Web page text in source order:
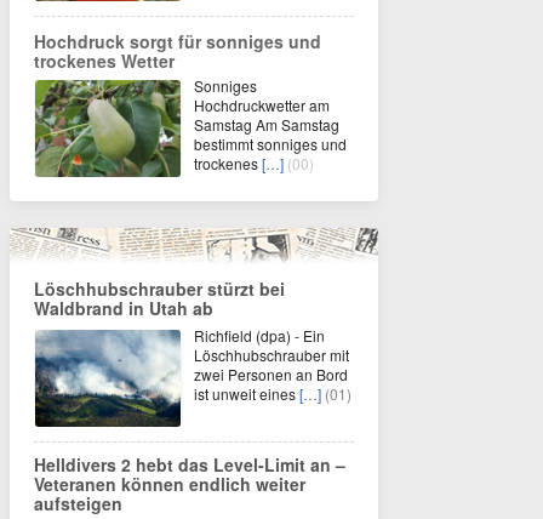
Hochdruck sorgt für sonniges und
trockenes Wetter
Sonniges
Hochdruckwetter am
Samstag Am Samstag
bestimmt sonniges und
trockenes[…] (00)
Löschhubschrauber stürzt bei
Waldbrand in Utah ab
Richfield (dpa) - Ein
Löschhubschrauber mit
zwei Personen an Bord
ist unweit eines[…] (01)
Helldivers 2 hebt das Level-Limit an –
Veteranen können endlich weiter
aufsteigen